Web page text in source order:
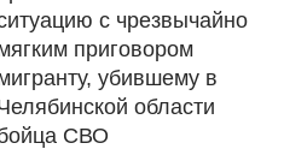
с чрезвычайно
приговором
убившему в
области
СВО